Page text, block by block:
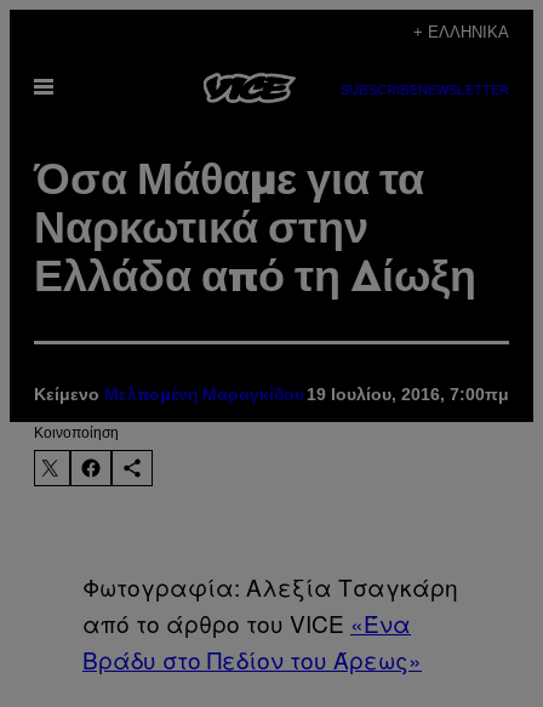
περιεχόμενο
+ ΕΛΛΗΝΙΚΆ
Ανοίξτε
SUBSCRIBENEWSLETTER
Όσα Μάθαμε για τα
Ναρκωτικά στην
Ελλάδα από τη Δίωξη
Κείμενο Μελπομένη Μαραγκίδου 19 Ιουλίου, 2016, 7:00πμ
Kοινοποίηση
Φωτογραφία: Αλεξία Τσαγκάρη
από το άρθρο του VICE «Ένα
Βράδυ στο Πεδίον του Άρεως»